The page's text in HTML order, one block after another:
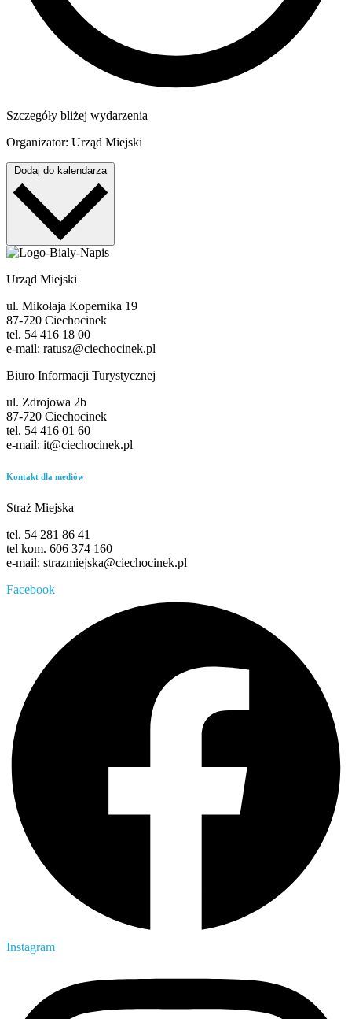
Szczegóły bliżej wydarzenia
Organizator: Urząd Miejski
Dodaj do kalendarza
Urząd Miejski
ul. Mikołaja Kopernika 19
87-720 Ciechocinek
tel. 54 416 18 00
e-mail: ratusz@ciechocinek.pl
Biuro Informacji Turystycznej
ul. Zdrojowa 2b
87-720 Ciechocinek
tel. 54 416 01 60
e-mail: it@ciechocinek.pl
Kontakt dla mediów
Straż Miejska
tel. 54 281 86 41
tel kom. 606 374 160
e-mail: strazmiejska@ciechocinek.pl
Facebook
Instagram